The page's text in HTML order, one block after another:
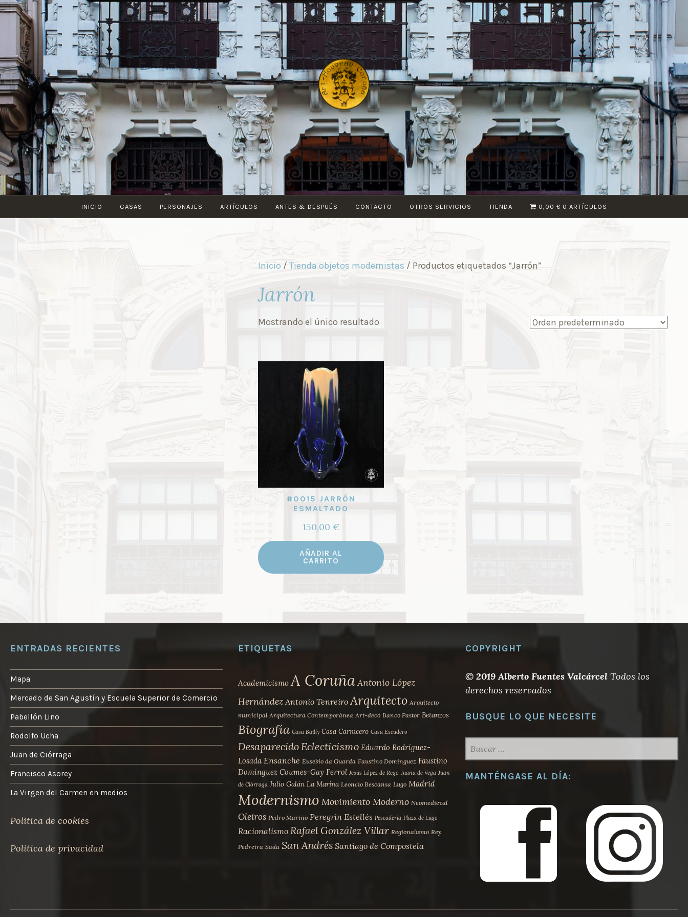
Saltar
contenido
ART-
NOUVEAU
CORUÑA
INICIO CASAS PERSONAJES ARTÍCULOS ANTES & DESPUÉS CONTACTO OTROS SERVICIOS TIENDA 0,00 € 0 ARTÍCULOS
Inicio / Tienda objetos modernistas / Productos etiquetados “Jarrón”
Jarrón
Mostrando el único resultado
#0015 JARRÓN
ESMALTADO
150,00 €
AÑADIR AL
CARRITO
ENTRADAS RECIENTES
Mapa
Mercado de San Agustín y Escuela Superior de Comercio
Pabellón Lino
Rodolfo Ucha
Juan de Ciórraga
Francisco Asorey
La Virgen del Carmen en medios
Politica de cookies
Politica de privacidad
ETIQUETAS
Academicismo A CoruñaAntonio López
Hernández Antonio Tenreiro Arquitecto Arquitecto
municipal Arquitectura Contemporánea Art-decó Banco Pastor Betanzos
Biografía Casa Bailly Casa Carnicero Casa Escudero
DesaparecidoEclecticismo Eduardo Rodríguez-
Losada Ensanche Eusebio da Guarda Faustino Domínguez Faustino
Domínguez Coumes-Gay Ferrol Jesús López de Rego Juana de Vega Juan
de Ciórraga Julio Galán La Marina Leoncio Bescansa Lugo Madrid
Modernismo Movimiento Moderno Neomedieval
Oleiros Pedro Mariño Peregrín Estellés Pescadería Plaza de Lugo
Racionalismo Rafael González Villar Regionalismo Rey
Pedreira Sada San Andrés Santiago de Compostela
COPYRIGHT
© 2019 Alberto Fuentes Valcárcel Todos los
derechos reservados
BUSQUE LO QUE NECESITE
MANTÉNGASE AL DÍA: